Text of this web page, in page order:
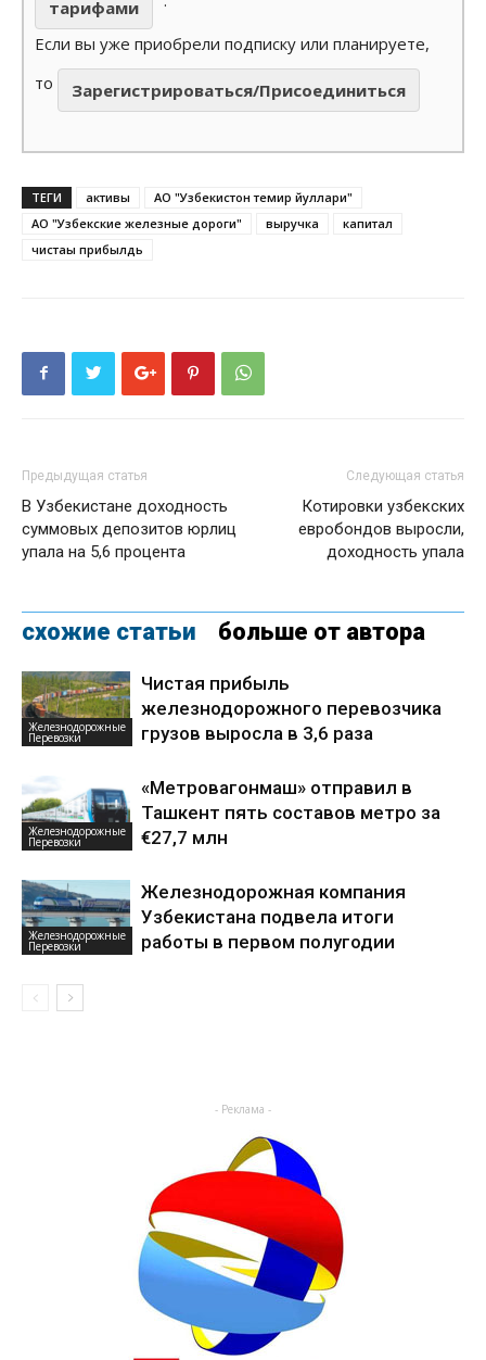
тарифами
Если вы уже приобрели подписку или планируете,
то
Зарегистрироваться/Присоединиться
ТЕГИ активы
АО "Узбекистон темир йуллари"
АО "Узбекские железные дороги"
выручка
капитал
чистаы прибылдь
Предыдущая статья
В Узбекистане доходность
суммовых депозитов юрлиц
упала на 5,6 процента
Следующая статья
Котировки узбекских
евробондов выросли,
доходность упала
схожие статьи больше от автора
Железнодорожные
Перевозки
Чистая прибыль
железнодорожного перевозчика
грузов выросла в 3,6 раза
Железнодорожные
Перевозки
«Метровагонмаш» отправил в
Ташкент пять составов метро за
€27,7 млн
Железнодорожные
Перевозки
Железнодорожная компания
Узбекистана подвела итоги
работы в первом полугодии
- Реклама -